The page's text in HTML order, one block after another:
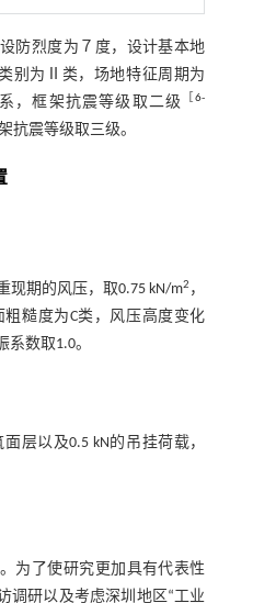
防烈度为７度，设计基本地
别为Ⅱ类，场地特征周期为
，框架抗震等级取二级
［6-
抗震等级取三级。
现期的风压，取0.75 kN/m2 ，
粗糙度为C类，风压高度变化
数取1.0。
层以及0.5 kN的吊挂荷载，
为了使研究更加具有代表性
调研以及考虑深圳地区“工业